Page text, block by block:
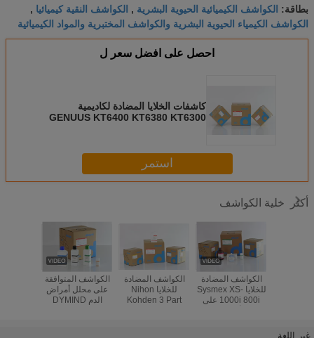
بطاقة: الكواشف الكيميائية الحيوية البشرية , الكواشف النقية كيميائيا ,
الكواشف الكيمياء الحيوية البشرية والكواشف المختبرية والمواد الكيميائية
احصل على افضل سعر ل
كاشفات الخلايا المضادة لكاديمية
GENUUS KT6400 KT6380 KT6300
استمر
أكثر خلية الكواشف
الكواشف المتوافقة
على محلل أمراض
الدم DYMIND
الكواشف المضادة
للخلايا Nihon
Kohden 3 Part
الكواشف المضادة
للخلايا Sysmex XS-
1000i 800i على
غير اللغة